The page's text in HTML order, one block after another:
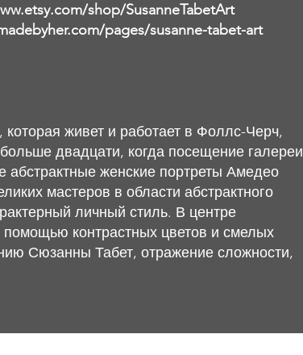
shop/SusanneTabetArt
pages/susanne-tabet-art
живет и работает в Фоллс-Черч,
двадцати, когда посещение галереи
абстрактные женские портреты Амедео
мастеров в области абстрактного
личный стиль. В центре
контрастных цветов и смелых
Сюзанны Табет, отражение сложности,